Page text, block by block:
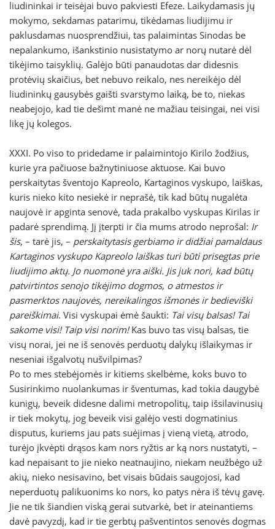
liudininkai ir teisėjai buvo pakviesti Efeze. Laikydamasis jų
mokymo, sekdamas patarimu, tikėdamas liudijimu ir
paklusdamas nuosprendžiui, tas palaimintas Sinodas be
nepalankumo, išankstinio nusistatymo ar norų nutarė dėl
tikėjimo taisyklių. Galėjo būti panaudotas dar didesnis
protėvių skaičius, bet nebuvo reikalo, nes nereikėjo dėl
liudininkų gausybės gaišti svarstymo laiką, be to, niekas
neabejojo, kad tie dešimt manė ne mažiau teisingai, nei visi
likę jų kolegos.
XXXI. Po viso to pridedame ir palaimintojo Kirilo žodžius,
kurie yra pačiuose bažnytiniuose aktuose. Kai buvo
perskaitytas šventojo Kapreolo, Kartaginos vyskupo, laiškas,
kuris nieko kito nesiekė ir neprašė, tik kad būtų nugalėta
naujovė ir apginta senovė, tada prakalbo vyskupas Kirilas ir
padarė sprendimą. Jį įterpti ir čia mums atrodo neprošal: Ir
šis, – tarė jis, – perskaitytasis gerbiamo ir didžiai pamaldaus
Kartaginos vyskupo Kapreolo laiškas turi būti prisegtas prie
liudijimo aktų. Jo nuomonė yra aiški. Jis juk nori, kad būtų
patvirtintos senojo tikėjimo dogmos, o atmestos ir
pasmerktos naujovės, nereikalingos išmonės ir bedieviški
pareiškimai. Visi vyskupai ėmė šaukti: Tai visų balsas! Tai
sakome visi! Taip visi norim!Kas buvo tas visų balsas, tie
visų norai, jei ne iš senovės perduotų dalykų išlaikymas ir
neseniai išgalvotų nušvilpimas?
Po to mes stebėjomės ir kitiems skelbėme, koks buvo to
Susirinkimo nuolankumas ir šventumas, kad tokia daugybė
kunigų, beveik didesne dalimi metropolitų, taip išsilavinusių
ir tiek mokytų, jog beveik visi galėjo vesti dogmatinius
disputus, kuriems jau pats suėjimas į vieną vietą, atrodo,
turėjo įkvėpti drąsos kam nors ryžtis ar ką nors nustatyti, –
kad nepaisant to jie nieko neatnaujino, niekam neužbėgo už
akių, nieko nesisavino, bet visais būdais saugojosi, kad
neperduotų palikuonims ko nors, ko patys nėra iš tėvų gavę.
Jie ne tik šiandien viską gerai sutvarkė, bet ir ateinantiems
davė pavyzdį, kad ir tie gerbtų pašventintos senovės dogmas